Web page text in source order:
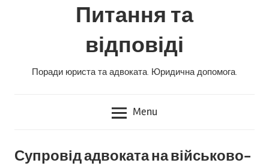
Питання та
відповіді
Поради юриста та адвоката. Юридична допомога.
Menu
Супровід адвоката на військово-